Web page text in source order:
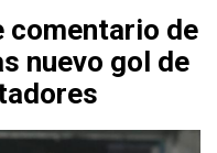
comentario de
nuevo gol de